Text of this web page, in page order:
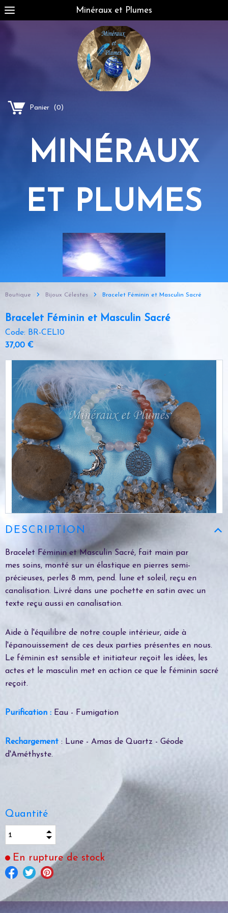
Minéraux et Plumes
Panier (0)
MINÉRAUX
ET PLUMES
Boutique Bijoux Célestes Bracelet Féminin et Masculin Sacré
Bracelet Féminin et Masculin Sacré
Code: BR-CEL10
37,00 €
DESCRIPTION
Bracelet Féminin et Masculin Sacré, fait main par
mes soins, monté sur un élastique en pierres semi-
précieuses, perles 8 mm, pend. lune et soleil, reçu en
canalisation. Livré dans une pochette en satin avec un
texte reçu aussi en canalisation.
Aide à l'équilibre de notre couple intérieur, aide à
l'épanouissement de ces deux parties présentes en nous.
Le féminin est sensible et initiateur reçoit les idées, les
actes et le masculin met en action ce que le féminin sacré
reçoit.
Purification : Eau - Fumigation
Rechargement : Lune - Amas de Quartz - Géode
d'Améthyste.
Quantité
En rupture de stock